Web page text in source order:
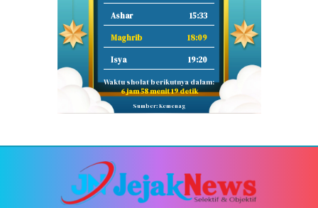
Ashar 15:33
Maghrib 18:09
Isya 19:20
Waktu sholat berikutnya dalam:
6 jam 58 menit 18 detik
Sumber: Kemenag